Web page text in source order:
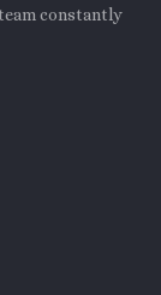
constantly